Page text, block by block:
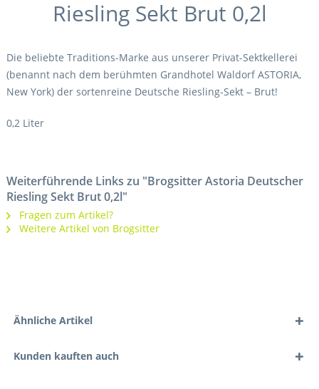
Riesling Sekt Brut 0,2l
Die beliebte Traditions-Marke aus unserer Privat-Sektkellerei
(benannt nach dem berühmten Grandhotel Waldorf ASTORIA,
New York) der sortenreine Deutsche Riesling-Sekt – Brut!
0,2 Liter
Weiterführende Links zu "Brogsitter Astoria Deutscher
Riesling Sekt Brut 0,2l"
Fragen zum Artikel?
Weitere Artikel von Brogsitter
Ähnliche Artikel
Kunden kauften auch